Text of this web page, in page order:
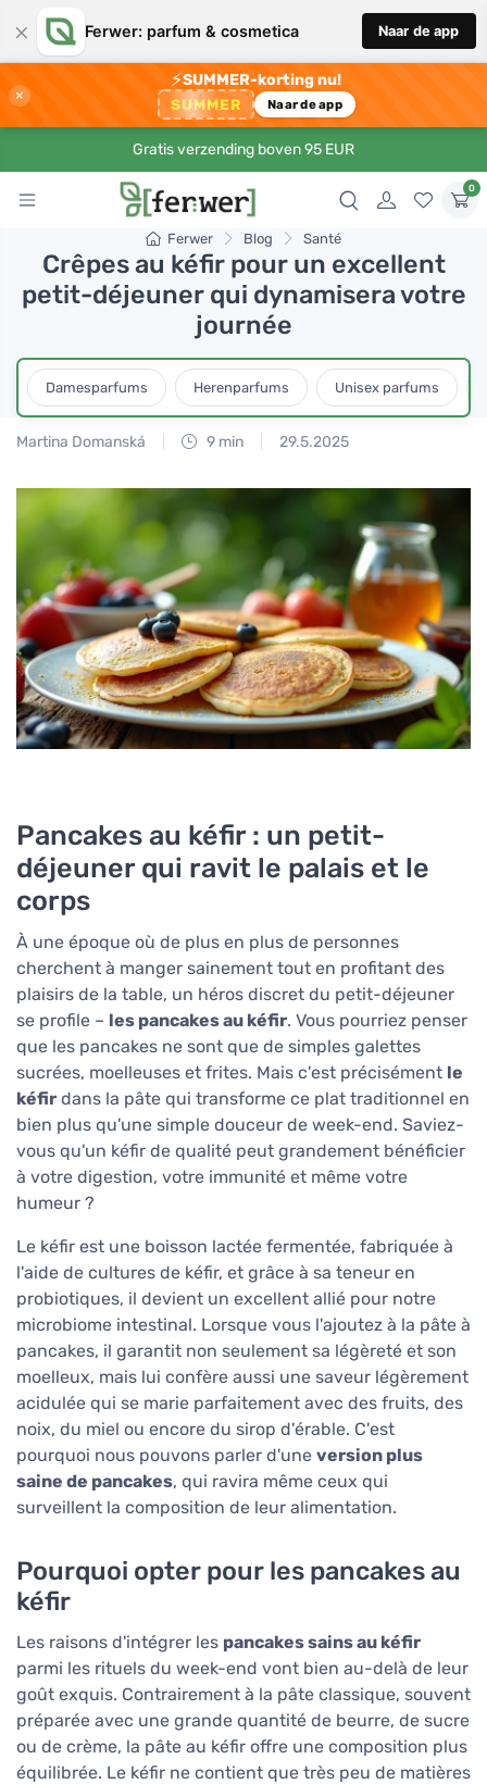
× Ferwer: parfum & cosmetica Naar de app
×
⚡SUMMER-korting nu!
SUMMER Naar de app
Gratis verzending boven 95 EUR
0
Ferwer Blog Santé
Crêpes au kéfir pour un excellent
petit-déjeuner qui dynamisera votre
journée
Damesparfums Herenparfums Unisex parfums
Martina Domanská 9 min 29.5.2025
Pancakes au kéfir : un petit-
déjeuner qui ravit le palais et le
corps
À une époque où de plus en plus de personnes
cherchent à manger sainement tout en profitant des
plaisirs de la table, un héros discret du petit-déjeuner
se profile – les pancakes au kéfir. Vous pourriez penser
que les pancakes ne sont que de simples galettes
sucrées, moelleuses et frites. Mais c'est précisément le
kéfir dans la pâte qui transforme ce plat traditionnel en
bien plus qu'une simple douceur de week-end. Saviez-
vous qu'un kéfir de qualité peut grandement bénéficier
à votre digestion, votre immunité et même votre
humeur ?
Le kéfir est une boisson lactée fermentée, fabriquée à
l'aide de cultures de kéfir, et grâce à sa teneur en
probiotiques, il devient un excellent allié pour notre
microbiome intestinal. Lorsque vous l'ajoutez à la pâte à
pancakes, il garantit non seulement sa légèreté et son
moelleux, mais lui confère aussi une saveur légèrement
acidulée qui se marie parfaitement avec des fruits, des
noix, du miel ou encore du sirop d'érable. C'est
pourquoi nous pouvons parler d'une version plus
saine de pancakes, qui ravira même ceux qui
surveillent la composition de leur alimentation.
Pourquoi opter pour les pancakes au
kéfir
Les raisons d'intégrer les pancakes sains au kéfir
parmi les rituels du week-end vont bien au-delà de leur
goût exquis. Contrairement à la pâte classique, souvent
préparée avec une grande quantité de beurre, de sucre
ou de crème, la pâte au kéfir offre une composition plus
équilibrée. Le kéfir ne contient que très peu de matières